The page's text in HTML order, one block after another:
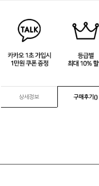
상세정보 구매후기()